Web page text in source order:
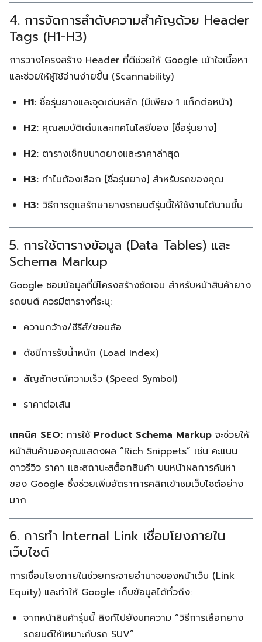
for:
Search
4. การจัดการลำดับความสำคัญด้วย Header
Tags (H1-H3)
การวางโครงสร้าง Header ที่ดีช่วยให้ Google เข้าใจเนื้อหา
และช่วยให้ผู้ใช้อ่านง่ายขึ้น (Scannability)
H1: ชื่อรุ่นยางและจุดเด่นหลัก (มีเพียง 1 แท็กต่อหน้า)
H2: คุณสมบัติเด่นและเทคโนโลยีของ [ชื่อรุ่นยาง]
H2: ตารางเช็กขนาดยางและราคาล่าสุด
H3: ทำไมต้องเลือก [ชื่อรุ่นยาง] สำหรับรถของคุณ
H3: วิธีการดูแลรักษายางรถยนต์รุ่นนี้ให้ใช้งานได้นานขึ้น
5. การใช้ตารางข้อมูล (Data Tables) และ
Schema Markup
Google ชอบข้อมูลที่มีโครงสร้างชัดเจน สำหรับหน้าสินค้ายาง
รถยนต์ ควรมีตารางที่ระบุ:
ความกว้าง/ซีรีส์/ขอบล้อ
ดัชนีการรับน้ำหนัก (Load Index)
สัญลักษณ์ความเร็ว (Speed Symbol)
ราคาต่อเส้น
เทคนิค SEO: การใช้ Product Schema Markup จะช่วยให้
หน้าสินค้าของคุณแสดงผล “Rich Snippets” เช่น คะแนน
ดาวรีวิว ราคา และสถานะสต็อกสินค้า บนหน้าผลการค้นหา
ของ Google ซึ่งช่วยเพิ่มอัตราการคลิกเข้าชมเว็บไซต์อย่าง
มาก
6. การทำ Internal Link เชื่อมโยงภายใน
เว็บไซต์
การเชื่อมโยงภายในช่วยกระจายอำนาจของหน้าเว็บ (Link
Equity) และทำให้ Google เก็บข้อมูลได้ทั่วถึง:
จากหน้าสินค้ารุ่นนี้ ลิงก์ไปยังบทความ “วิธีการเลือกยาง
รถยนต์ให้เหมาะกับรถ SUV”